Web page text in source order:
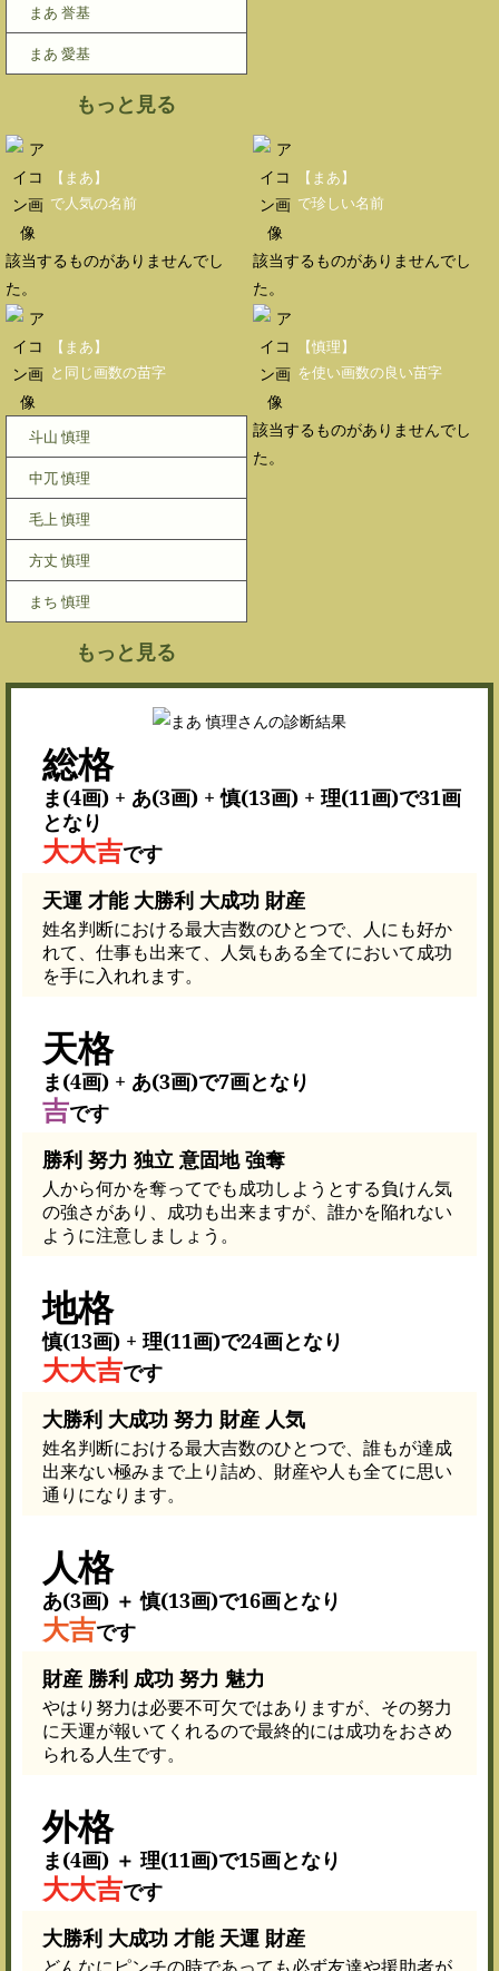
まあ 誉基
まあ 愛基
もっと見る
【まあ】
で人気の名前
該当するものがありませんでし
た。
【まあ】
で珍しい名前
該当するものがありませんでし
た。
【まあ】
と同じ画数の苗字
斗山 慎理
中兀 慎理
毛上 慎理
方丈 慎理
まち 慎理
もっと見る
【慎理】
を使い画数の良い苗字
該当するものがありませんでし
た。
総格
ま(4画) + あ(3画) + 慎(13画) + 理(11画)で31画
となり
大大吉です
天運 才能 大勝利 大成功 財産
姓名判断における最大吉数のひとつで、人にも好か
れて、仕事も出来て、人気もある全てにおいて成功
を手に入れれます。
天格
ま(4画) + あ(3画)で7画となり
吉です
勝利 努力 独立 意固地 強奪
人から何かを奪ってでも成功しようとする負けん気
の強さがあり、成功も出来ますが、誰かを陥れない
ように注意しましょう。
地格
慎(13画) + 理(11画)で24画となり
大大吉です
大勝利 大成功 努力 財産 人気
姓名判断における最大吉数のひとつで、誰もが達成
出来ない極みまで上り詰め、財産や人も全てに思い
通りになります。
人格
あ(3画) ＋ 慎(13画)で16画となり
大吉です
財産 勝利 成功 努力 魅力
やはり努力は必要不可欠ではありますが、その努力
に天運が報いてくれるので最終的には成功をおさめ
られる人生です。
外格
ま(4画) ＋ 理(11画)で15画となり
大大吉です
大勝利 大成功 才能 天運 財産